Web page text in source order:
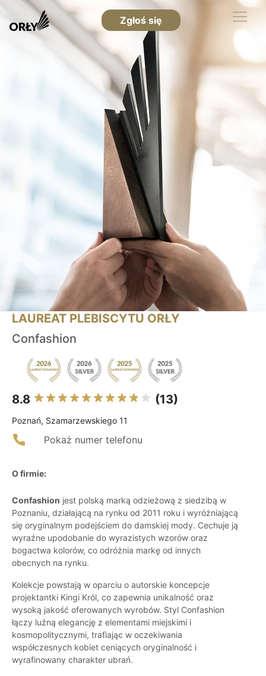
Zgłoś się
LAUREAT PLEBISCYTU ORŁY
Confashion
8.8 (13)
Poznań, Szamarzewskiego 11
Pokaż numer telefonu
O firmie:
Confashion jest polską marką odzieżową z siedzibą w
Poznaniu, działającą na rynku od 2011 roku i wyróżniającą
się oryginalnym podejściem do damskiej mody. Cechuje ją
wyraźne upodobanie do wyrazistych wzorów oraz
bogactwa kolorów, co odróżnia markę od innych
obecnych na rynku.
Kolekcje powstają w oparciu o autorskie koncepcje
projektantki Kingi Król, co zapewnia unikalność oraz
wysoką jakość oferowanych wyrobów. Styl Confashion
łączy luźną elegancję z elementami miejskimi i
kosmopolitycznymi, trafiając w oczekiwania
współczesnych kobiet ceniących oryginalność i
wyrafinowany charakter ubrań.